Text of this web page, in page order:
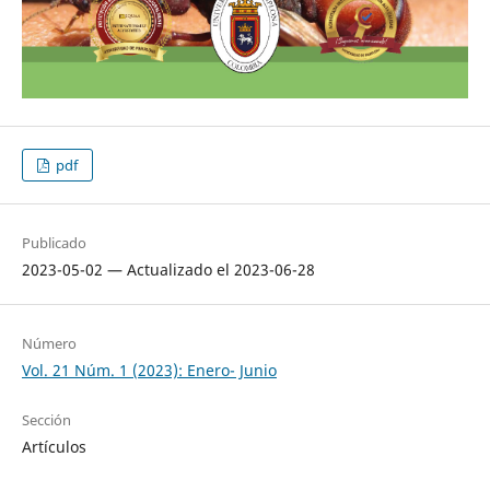
pdf
Publicado
2023-05-02 — Actualizado el 2023-06-28
Número
Vol. 21 Núm. 1 (2023): Enero- Junio
Sección
Artículos